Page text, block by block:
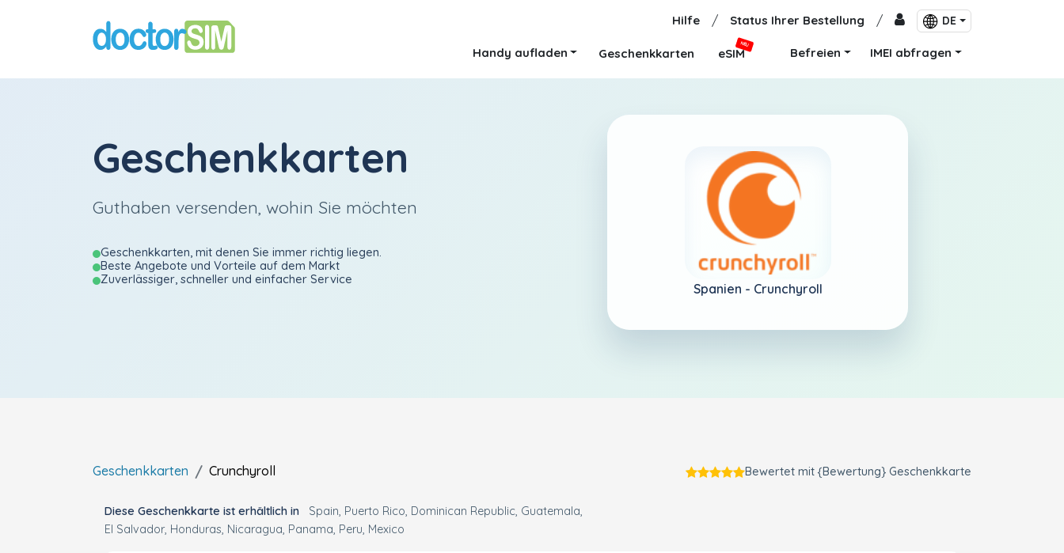
Hilfe / Status Ihrer Bestellung / DE
Handy aufladen Geschenkkarten eSIM
NEU
Befreien IMEI abfragen
Geschenkkarten
Guthaben versenden, wohin Sie möchten
Geschenkkarten, mit denen Sie immer richtig liegen.
Beste Angebote und Vorteile auf dem Markt
Zuverlässiger, schneller und einfacher Service
Spanien - Crunchyroll
Geschenkkarten Crunchyroll Bewertet mit {Bewertung} Geschenkkarte
Diese Geschenkkarte ist erhältlich in Spain Puerto Rico Dominican Republic Guatemala
El Salvador Honduras Nicaragua Panama Peru Mexico